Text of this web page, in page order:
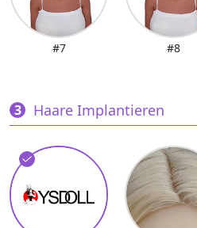
#7 #8
Haare Implantieren